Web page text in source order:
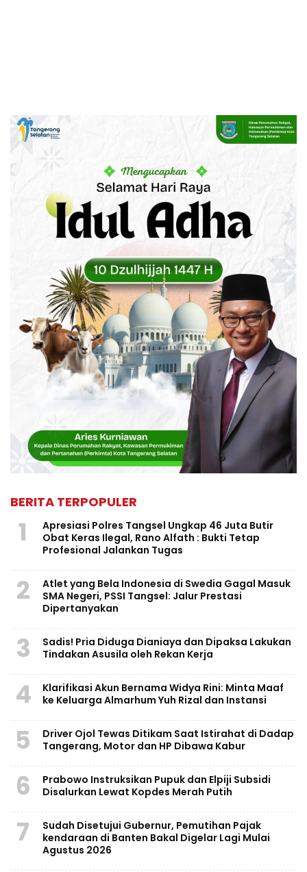
BERITA TERPOPULER
1
Apresiasi Polres Tangsel Ungkap 46 Juta Butir
Obat Keras Ilegal, Rano Alfath : Bukti Tetap
Profesional Jalankan Tugas
2
Atlet yang Bela Indonesia di Swedia Gagal Masuk
SMA Negeri, PSSI Tangsel: Jalur Prestasi
Dipertanyakan
3
Sadis! Pria Diduga Dianiaya dan Dipaksa Lakukan
Tindakan Asusila oleh Rekan Kerja
4
Klarifikasi Akun Bernama Widya Rini: Minta Maaf
ke Keluarga Almarhum Yuh Rizal dan Instansi
5
Driver Ojol Tewas Ditikam Saat Istirahat di Dadap
Tangerang, Motor dan HP Dibawa Kabur
6
Prabowo Instruksikan Pupuk dan Elpiji Subsidi
Disalurkan Lewat Kopdes Merah Putih
7
Sudah Disetujui Gubernur, Pemutihan Pajak
kendaraan di Banten Bakal Digelar Lagi Mulai
Agustus 2026